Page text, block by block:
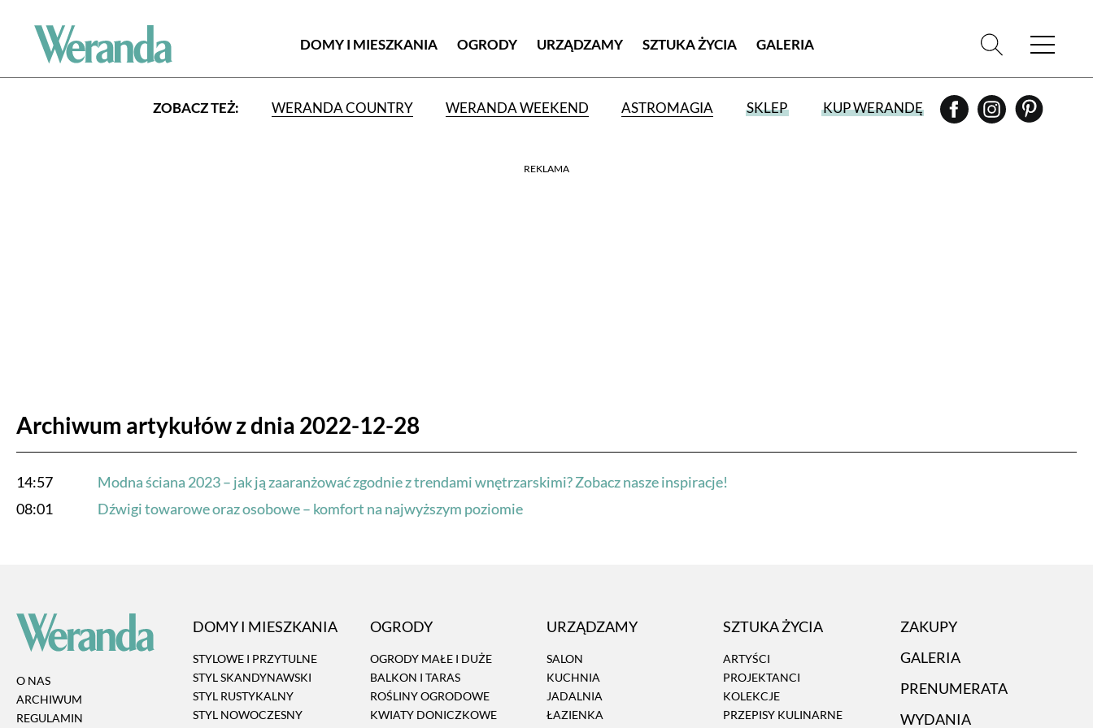
DOMY I MIESZKANIA OGRODY URZĄDZAMY SZTUKA ŻYCIA GALERIA
ZOBACZ TEŻ: WERANDA COUNTRY WERANDA WEEKEND ASTROMAGIA SKLEP KUP WERANDĘ
REKLAMA
Archiwum artykułów z dnia 2022-12-28
14:57
Modna ściana 2023 – jak ją zaaranżować zgodnie z trendami wnętrzarskimi? Zobacz nasze inspiracje!
08:01
Dźwigi towarowe oraz osobowe – komfort na najwyższym poziomie
O NAS
ARCHIWUM
REGULAMIN
DOMY I MIESZKANIA
STYLOWE I PRZYTULNE
STYL SKANDYNAWSKI
STYL RUSTYKALNY
STYL NOWOCZESNY
OGRODY
OGRODY MAŁE I DUŻE
BALKON I TARAS
ROŚLINY OGRODOWE
KWIATY DONICZKOWE
URZĄDZAMY
SALON
KUCHNIA
JADALNIA
ŁAZIENKA
SZTUKA ŻYCIA
ARTYŚCI
PROJEKTANCI
KOLEKCJE
PRZEPISY KULINARNE
ZAKUPY
GALERIA
PRENUMERATA
WYDANIA